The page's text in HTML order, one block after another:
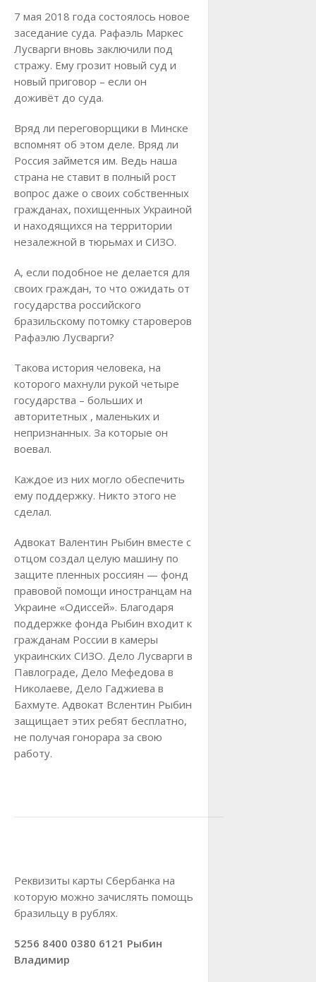
7 мая 2018 года состоялось новое
заседание суда. Рафаэль Маркес
Лусварги вновь заключили под
стражу. Ему грозит новый суд и
новый приговор – если он
доживёт до суда.
Вряд ли переговорщики в Минске
вспомнят об этом деле. Вряд ли
Россия займется им. Ведь наша
страна не ставит в полный рост
вопрос даже о своих собственных
гражданах, похищенных Украиной
и находящихся на территории
незалежной в тюрьмах и СИЗО.
А, если подобное не делается для
своих граждан, то что ожидать от
государства российского
бразильскому потомку староверов
Рафаэлю Лусварги?
Такова история человека, на
которого махнули рукой четыре
государства – больших и
авторитетных , маленьких и
непризнанных. За которые он
воевал.
Каждое из них могло обеспечить
ему поддержку. Никто этого не
сделал.
Адвокат Валентин Рыбин вместе с
отцом создал целую машину по
защите пленных россиян — фонд
правовой помощи иностранцам на
Украине «Одиссей». Благодаря
поддержке фонда Рыбин входит к
гражданам России в камеры
украинских СИЗО. Дело Лусварги в
Павлограде, Дело Мефедова в
Николаеве, Дело Гаджиева в
Бахмуте. Адвокат Вслентин Рыбин
защищает этих ребят бесплатно,
не получая гонорара за свою
работу.
Реквизиты карты Сбербанка на
которую можно зачислять помощь
бразильцу в рублях.
5256 8400 0380 6121 Рыбин
Владимир